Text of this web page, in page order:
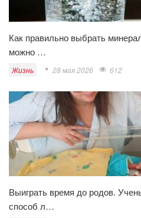
Как правильно выбрать
можно …
Жизнь 28 мая 2026 612
Выиграть время до родов.
способ л…